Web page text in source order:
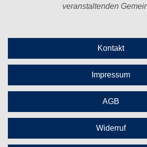
veranstaltenden
Kontakt
Impressum
AGB
Widerruf